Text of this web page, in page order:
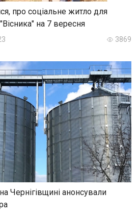
про соціальне житло для
на 7 вересня
3869
Чернігівщині анонсували